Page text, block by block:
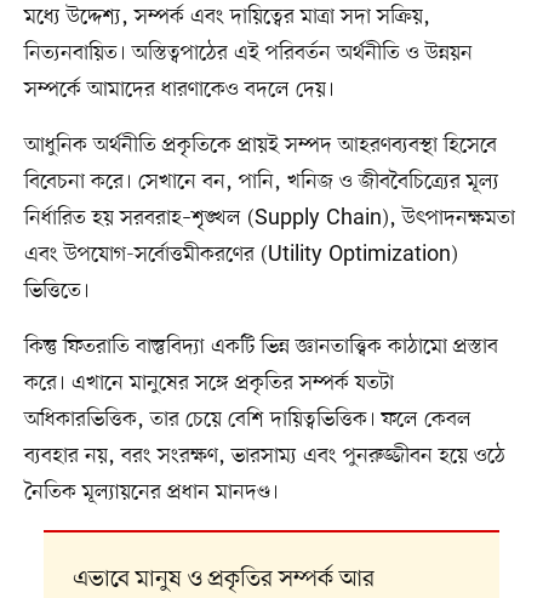
মধ্যে উদ্দেশ্য, সম্পর্ক এবং দায়িত্বের মাত্রা সদা সক্রিয়,
নিত্যনবায়িত। অস্তিত্বপাঠের এই পরিবর্তন অর্থনীতি ও উন্নয়ন
সম্পর্কে আমাদের ধারণাকেও বদলে দেয়।
আধুনিক অর্থনীতি প্রকৃতিকে প্রায়ই সম্পদ আহরণব্যবস্থা হিসেবে
বিবেচনা করে। সেখানে বন, পানি, খনিজ ও জীববৈচিত্র্যের মূল্য
নির্ধারিত হয় সরবরাহ–শৃঙ্খল (Supply Chain), উৎপাদনক্ষমতা
এবং উপযোগ-সর্বোত্তমীকরণের (Utility Optimization)
ভিত্তিতে।
কিন্তু ফিতরাতি বাস্তুবিদ্যা একটি ভিন্ন জ্ঞানতাত্ত্বিক কাঠামো প্রস্তাব
করে। এখানে মানুষের সঙ্গে প্রকৃতির সম্পর্ক যতটা
অধিকারভিত্তিক, তার চেয়ে বেশি দায়িত্বভিত্তিক। ফলে কেবল
ব্যবহার নয়, বরং সংরক্ষণ, ভারসাম্য এবং পুনরুজ্জীবন হয়ে ওঠে
নৈতিক মূল্যায়নের প্রধান মানদণ্ড।
এভাবে মানুষ ও প্রকৃতির সম্পর্ক আর